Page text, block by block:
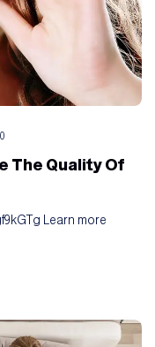
0
The Quality Of
Learn more